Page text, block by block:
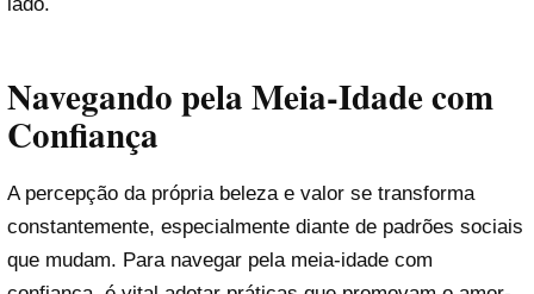
Navegando pela Meia-Idade com
Confiança
A percepção da própria beleza e valor se transforma
constantemente, especialmente diante de padrões sociais
que mudam. Para navegar pela meia-idade com